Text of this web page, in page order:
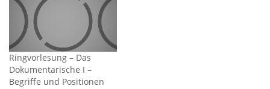
Ringvorlesung – Das
Dokumentarische I –
Begriffe und Positionen